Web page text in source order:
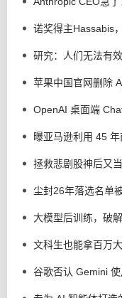
诺奖得主Hassabis
研究：人们无法有
苹果中国官网删除
尘封26年落选名单